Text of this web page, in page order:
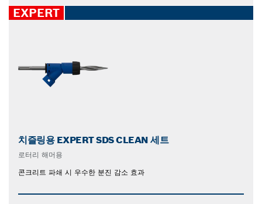
EXPERT
치즐링용 EXPERT SDS CLEAN 세트
로터리 해머용
콘크리트 파쇄 시 우수한 분진 감소 효과